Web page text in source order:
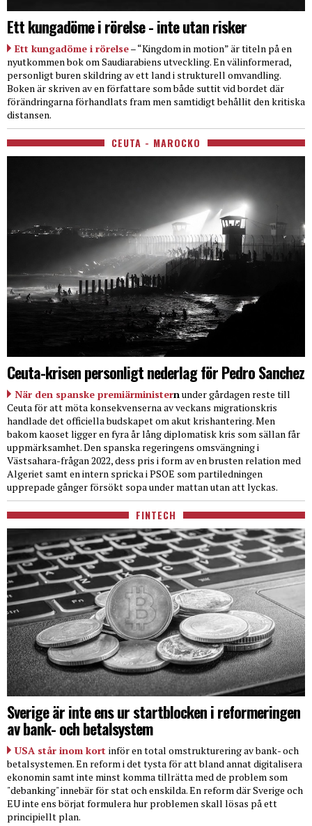
Ett kungadöme i rörelse - inte utan risker
Ett kungadöme i rörelse– “Kingdom in motion” är titeln på en
nyutkommen bok om Saudiarabiens utveckling. En välinformerad,
personligt buren skildring av ett land i strukturell omvandling.
Boken är skriven av en författare som både suttit vid bordet där
förändringarna förhandlats fram men samtidigt behållit den kritiska
distansen.
CEUTA - MAROCKO
Ceuta-krisen personligt nederlag för Pedro Sanchez
När den spanske premiärministern under gårdagen reste till
Ceuta för att möta konsekvenserna av veckans migrationskris
handlade det officiella budskapet om akut krishantering. Men
bakom kaoset ligger en fyra år lång diplomatisk kris som sällan får
uppmärksamhet. Den spanska regeringens omsvängning i
Västsahara-frågan 2022, dess pris i form av en brusten relation med
Algeriet samt en intern spricka i PSOE som partiledningen
upprepade gånger försökt sopa under mattan utan att lyckas.
FINTECH
Sverige är inte ens ur startblocken i reformeringen
av bank- och betalsystem
USA står inom kort inför en total omstrukturering av bank- och
betalsystemen. En reform i det tysta för att bland annat digitalisera
ekonomin samt inte minst komma tillrätta med de problem som
"debanking" innebär för stat och enskilda. En reform där Sverige och
EU inte ens börjat formulera hur problemen skall lösas på ett
principiellt plan.